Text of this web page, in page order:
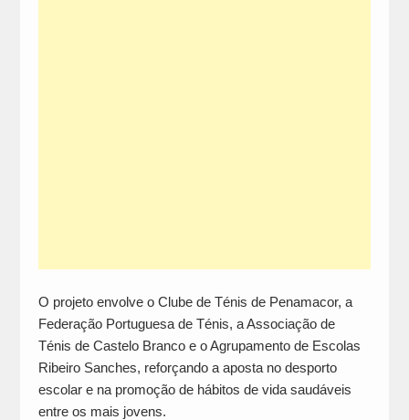
O projeto envolve o Clube de Ténis de Penamacor, a
Federação Portuguesa de Ténis, a Associação de
Ténis de Castelo Branco e o Agrupamento de Escolas
Ribeiro Sanches, reforçando a aposta no desporto
escolar e na promoção de hábitos de vida saudáveis
entre os mais jovens.